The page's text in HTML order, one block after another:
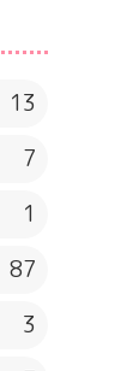
13
7
1
87
3